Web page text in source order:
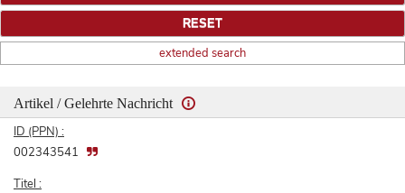
extended search
Artikel / Gelehrte Nachricht
ID (PPN) :
002343541
Titel :